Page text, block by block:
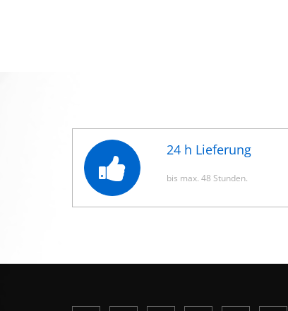
24 h Lieferung
bis max. 48 Stunden.